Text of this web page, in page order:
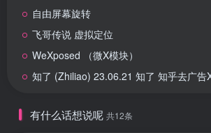
自由屏幕旋转
飞哥传说 虚拟定位
WeXposed （微X模块）
知了 (Zhiliao) 23.06.21 知了 知乎去广告
有什么话想说呢 共12条